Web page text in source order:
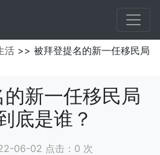
活 >> 被拜登提名的新一任移民局
新一任移民局
底是谁？
06-02 点击： 0 次